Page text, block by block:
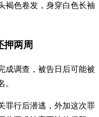
褐色卷发，身穿白色长袖
押两周
成调查，被告日后可能被
。
罪行后潜逃，外加这次罪